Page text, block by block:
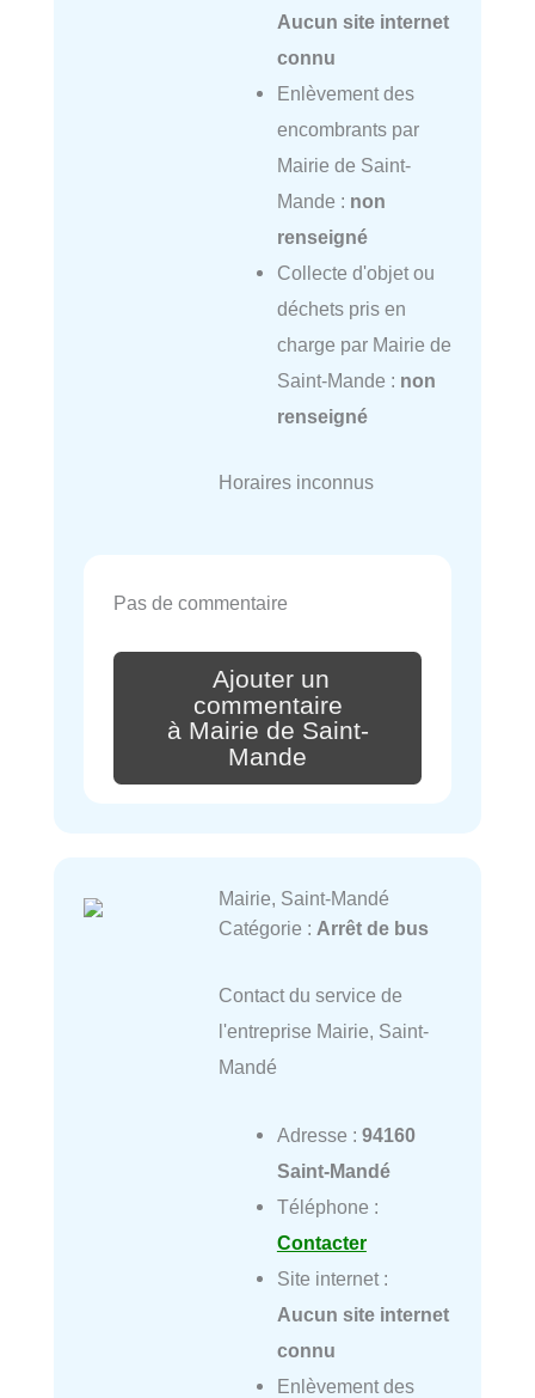
Aucun site internet
connu
Enlèvement des
encombrants par
Mairie de Saint-
Mande : non
renseigné
Collecte d'objet ou
déchets pris en
charge par Mairie de
Saint-Mande : non
renseigné
Horaires inconnus
Pas de commentaire
Ajouter un
commentaire
à Mairie de Saint-
Mande
Mairie, Saint-Mandé
Catégorie : Arrêt de bus
Contact du service de
l'entreprise Mairie, Saint-
Mandé
Adresse : 94160
Saint-Mandé
Téléphone :
Contacter
Site internet :
Aucun site internet
connu
Enlèvement des